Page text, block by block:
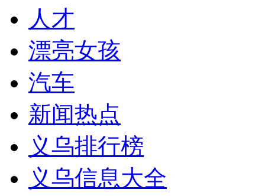
人才
漂亮女孩
汽车
新闻热点
义乌排行榜
义乌信息大全